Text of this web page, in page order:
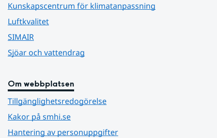
Kunskapscentrum för klimatanpassning
Luftkvalitet
SIMAIR
Sjöar och vattendrag
Om webbplatsen
Tillgänglighetsredogörelse
Kakor på smhi.se
Hantering av personuppgifter